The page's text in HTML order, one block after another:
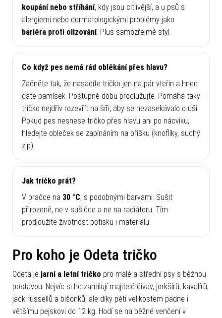
koupání nebo stříhání, kdy jsou citlivější, a u psů s
alergiemi nebo dermatologickými problémy jako
bariéra proti olizování. Plus samozřejmě styl.
Co když pes nemá rád oblékání přes hlavu?
Začněte tak, že nasadíte tričko jen na pár vteřin a hned
dáte pamlsek. Postupně dobu prodlužujte. Pomáhá taky
tričko nejdřív rozevřít na šíři, aby se nezasekávalo o uši.
Pokud pes nesnese tričko přes hlavu ani po nácviku,
hledejte obleček se zapínáním na bříšku (knoflíky, suchý
zip).
Jak tričko prát?
V pračce na 30 °C, s podobnými barvami. Sušit
přirozeně, ne v sušičce a ne na radiátoru. Tím
prodloužíte životnost potisku i materiálu.
Pro koho je Odeta tričko
Odeta je jarní a letní tričko pro malé a střední psy s běžnou
postavou. Nejvíc si ho zamilují majitelé čivav, jorkšírů, kavalírů,
jack russellů a bišonků, ale díky pěti velikostem padne i
většímu pejskovi do 12 kg. Hodí se na běžné venčení v